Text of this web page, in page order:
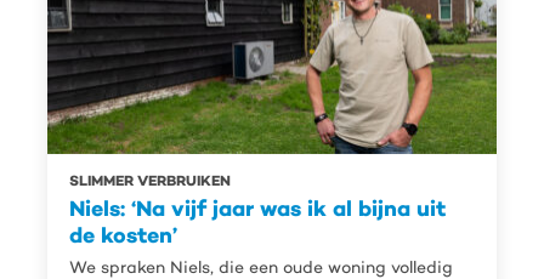
SLIMMER VERBRUIKEN
Niels: ‘Na vijf jaar was ik al bijna uit
de kosten’
We spraken Niels, die een oude woning volledig